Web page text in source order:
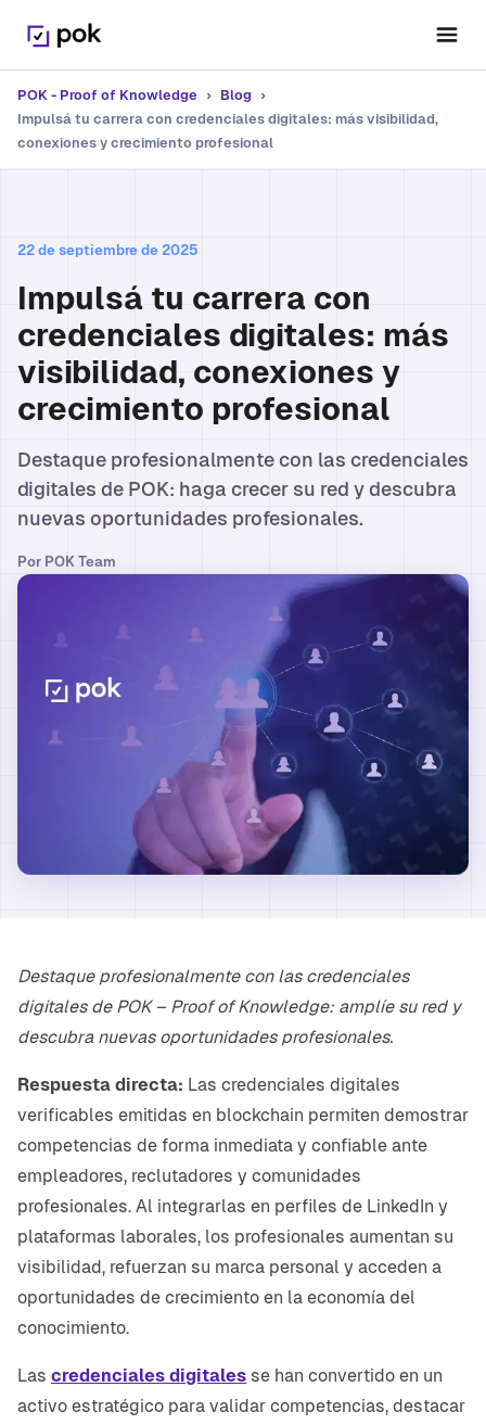
POK - Proof of Knowledge › Blog
›
Impulsá tu carrera con credenciales digitales: más visibilidad,
conexiones y crecimiento profesional
22 de septiembre de 2025
Impulsá tu carrera con
credenciales digitales: más
visibilidad, conexiones y
crecimiento profesional
Destaque profesionalmente con las credenciales
digitales de POK: haga crecer su red y descubra
nuevas oportunidades profesionales.
Por POK Team
Destaque profesionalmente con las credenciales
digitales de POK – Proof of Knowledge: amplíe su red y
descubra nuevas oportunidades profesionales.
Respuesta directa: Las credenciales digitales
verificables emitidas en blockchain permiten demostrar
competencias de forma inmediata y confiable ante
empleadores, reclutadores y comunidades
profesionales. Al integrarlas en perfiles de LinkedIn y
plataformas laborales, los profesionales aumentan su
visibilidad, refuerzan su marca personal y acceden a
oportunidades de crecimiento en la economía del
conocimiento.
Las credenciales digitales se han convertido en un
activo estratégico para validar competencias, destacar